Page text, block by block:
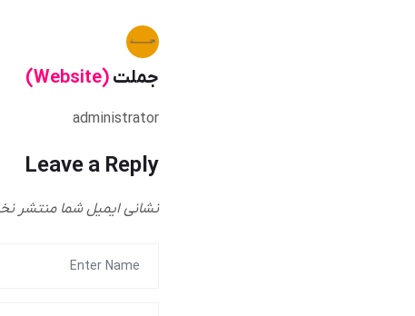
جملت(Website)
administrator
Leave a Reply
نشانی ایمیل شما منتشر